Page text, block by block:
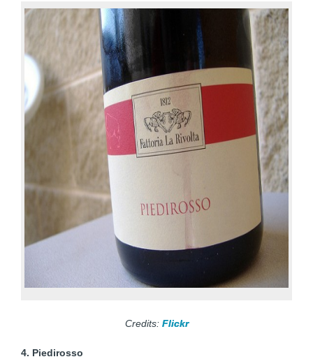
Credits: Flickr
4. Piedirosso